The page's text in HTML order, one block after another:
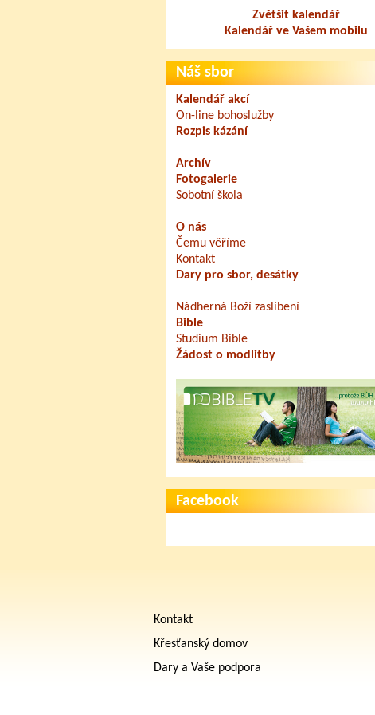
Zvětšit kalendář
Kalendář ve Vašem mobilu
Náš sbor
Kalendář akcí
On-line bohoslužby
Rozpis kázání
Archív
Fotogalerie
Sobotní škola
O nás
Čemu věříme
Kontakt
Dary pro sbor, desátky
Nádherná Boží zaslíbení
Bible
Studium Bible
Žádost o modlitby
Facebook
Kontakt
Křesťanský domov
Dary a Vaše podpora